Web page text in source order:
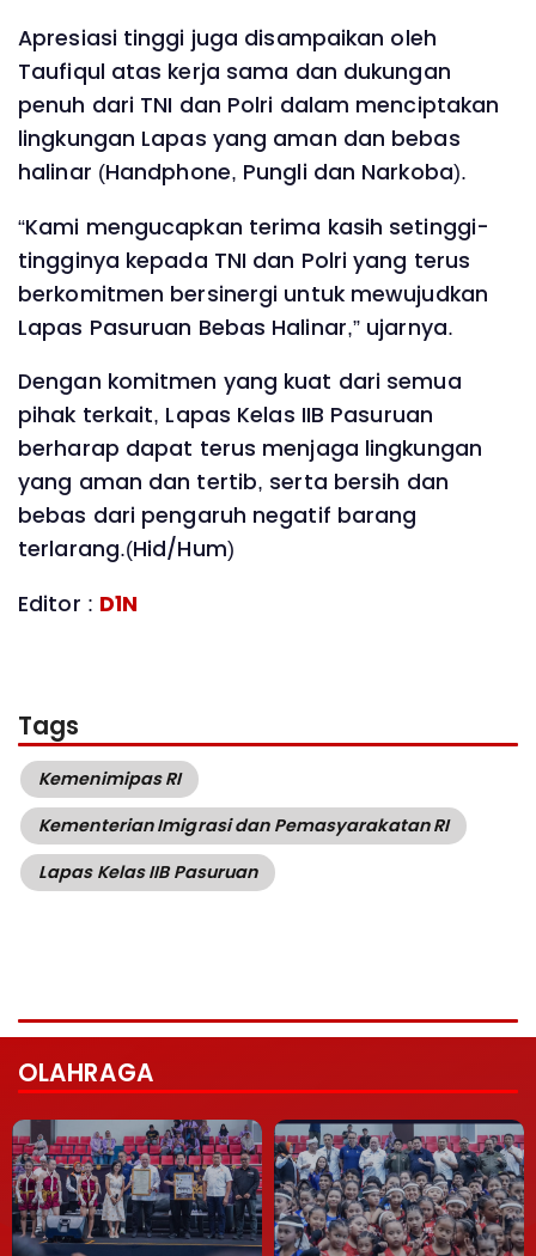
Apresiasi tinggi juga disampaikan oleh
Taufiqul atas kerja sama dan dukungan
penuh dari TNI dan Polri dalam menciptakan
lingkungan Lapas yang aman dan bebas
halinar (Handphone, Pungli dan Narkoba).
“Kami mengucapkan terima kasih setinggi-
tingginya kepada TNI dan Polri yang terus
berkomitmen bersinergi untuk mewujudkan
Lapas Pasuruan Bebas Halinar,” ujarnya.
Dengan komitmen yang kuat dari semua
pihak terkait, Lapas Kelas IIB Pasuruan
berharap dapat terus menjaga lingkungan
yang aman dan tertib, serta bersih dan
bebas dari pengaruh negatif barang
terlarang.(Hid/Hum)
Editor : D1N
Tags
Kemenimipas RI
Kementerian Imigrasi dan Pemasyarakatan RI
Lapas Kelas IIB Pasuruan
OLAHRAGA